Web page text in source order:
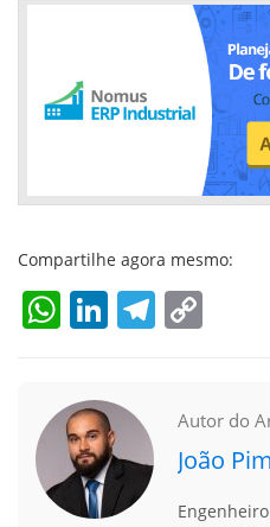
Compartilhe agora mesmo:
WhatsApp
LinkedIn
Autor do
João